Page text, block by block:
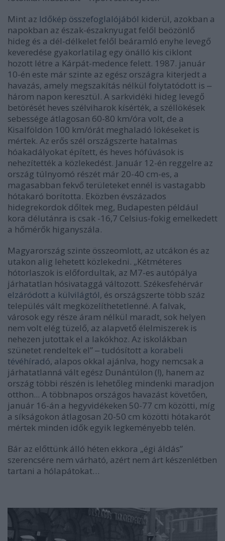
Mint az Időkép összefoglalójából kiderül, azokban a
napokban az észak-északnyugat felől beözönlő
hideg és a dél-délkelet felől beáramló enyhe levegő
keveredése gyakorlatilag egy önálló kis ciklont
hozott létre a Kárpát-medence felett. 1987. január
10-én este már szinte az egész országra kiterjedt a
havazás, amely megszakítás nélkül folytatódott is ‒
három napon keresztül. A sarkvidéki hideg levegő
betörését heves szélviharok kísérték, a széllökések
sebessége átlagosan 60-80 km/óra volt, de a
Kisalföldön 100 km/órát meghaladó lökéseket is
mértek. Az erős szél országszerte hatalmas
hóakadályokat épített, és heves hófúvások is
nehezítették a közlekedést. Január 12-én reggelre az
ország túlnyomó részét már 20-40 cm-es, a
magasabban fekvő területeket ennél is vastagabb
hótakaró borította. Eközben évszázados
hidegrekordok dőltek meg, Budapesten például
kora délutánra is csak -16,7 Celsius-fokig emelkedett
a hőmérők higanyszála.
Magyarország szinte összeomlott, az utcákon és az
utakon alig lehetett közlekedni. „Kétméteres
hótorlaszok is előfordultak, az M7-es autópálya
járhatatlan hósivataggá változott. Székesfehérvár
elzáródott a külvilágtól, és országszerte több száz
település vált megközelíthetetlenné. A falvak,
városok egy része áram nélkül maradt, sok helyen
nem volt elég tüzelő, az alapvető élelmiszerek is
nehezen jutottak el a lakókhoz. Az iskolákban
szünetet rendeltek el” ‒ tudósított a korabeli
tévéhíradó, alapos okkal ajánlva, hogy nemcsak a
járhatatlanná vált egész Dunántúlon (!), hanem az
ország többi részén is lehetőleg mindenki maradjon
otthon... A többnapos országos havazást követően,
január 16-án a hegyvidékeken 50-77 cm közötti, míg
a síkságokon átlagosan 20-50 cm közötti hótakarót
mértek minden idők egyik legkeményebb telén.
Bár az előttünk álló héten ekkora „égi áldás”
szerencsére nem várható, azért nem árt készenlétben
tartani a hólapátokat…